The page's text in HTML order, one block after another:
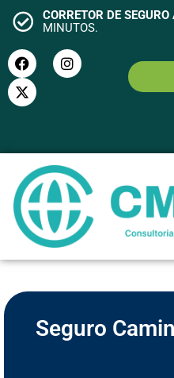
CORRETOR DE SEGURO
MINUTOS.
SEGUR
Seguro